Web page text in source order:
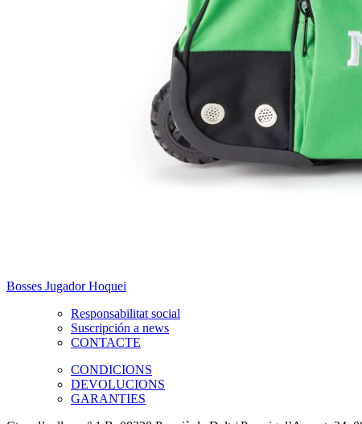
Bosses Jugador Hoquei
Responsabilitat social
Suscripción a news
CONTACTE
CONDICIONS
DEVOLUCIONS
GARANTIES